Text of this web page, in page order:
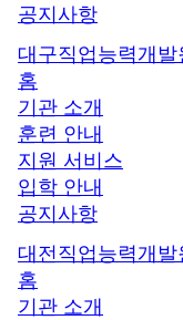
공지사항
대구직업능력개발
홈
기관 소개
훈련 안내
지원 서비스
입학 안내
공지사항
대전직업능력개발
홈
기관 소개